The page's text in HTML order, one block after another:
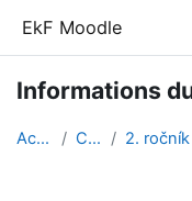
EkF Moodle
Informations
Accueil Cours